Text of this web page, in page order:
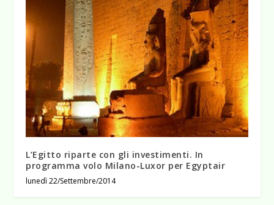
L’Egitto riparte con gli investimenti. In
programma volo Milano-Luxor per Egyptair
lunedì 22/Settembre/2014